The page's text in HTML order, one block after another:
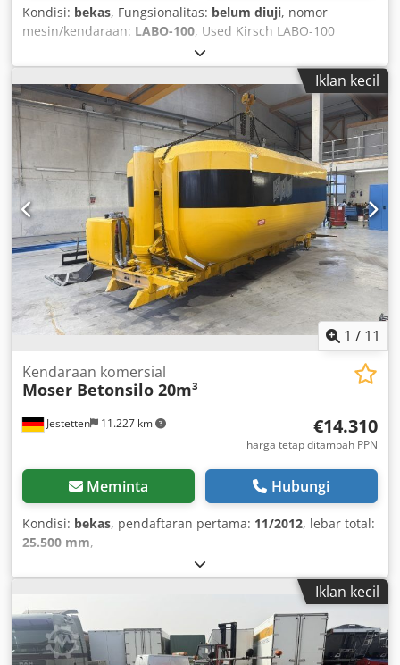
Kondisi: bekas, Fungsionalitas: belum diuji, nomor
mesin/kendaraan: LABO-100, Used Kirsch LABO-100
laboratory refrigerator. Manufacturer: Kirsch Model: Labo
100 Voltage: 220 Volt, 50/60 Hz Dkodpfx Alow H Nvbshor •
Capacity: 95 Litres • Internal Dimensions: 440x430x470 mm
• Temperature Range: +2 to +20 degrees Celsius
Iklan kecil
1 / 11
Jestetten 11.227 km
Kendaraan komersial
Moser Betonsilo 20m³
€14.310
harga tetap ditambah PPN
Meminta Hubungi
Kondisi: bekas, pendaftaran pertama: 11/2012, lebar total:
25.500 mm,
Iklan kecil